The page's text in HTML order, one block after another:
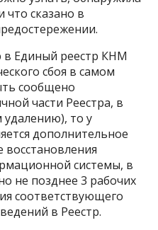
что сказано в
Единый реестр КНМ
сбоя в самом
сообщено
части Реестра, в
то у
дополнительное
восстановления
системы, в
не позднее 3 рабочих
соответствующего
в Реестр.